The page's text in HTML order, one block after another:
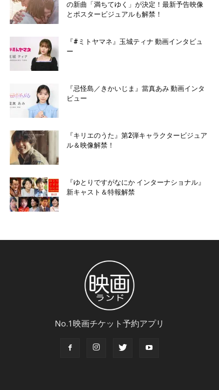
の新曲「満ちてゆく」が決定！最新予告映像
とポスタービジュアルも解禁！
『#ミトヤマネ』玉城ティナ 動画インタビュ
ー
『忌怪島／きかいじま』當真あみ 動画インタ
ビュー
『キリエのうた』第2弾キャラクタービジュア
ル＆映像解禁！
『ゆとりですがなにか インターナショナル』
新キャスト＆特報解禁
No.1映画チケット予約アプリ